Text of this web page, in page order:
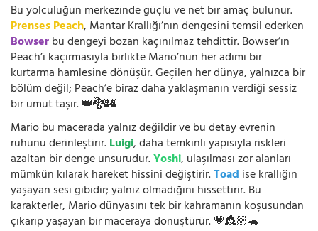
Bu yolculuğun merkezinde güçlü ve net bir amaç bulunur.
Prenses Peach, Mantar Krallığı’nın dengesini temsil ederken
Bowserbu dengeyi bozan kaçınılmaz tehdittir. Bowser’ın
Peach’i kaçırmasıyla birlikte Mario’nun her adımı bir
kurtarma hamlesine dönüşür. Geçilen her dünya, yalnızca bir
bölüm değil; Peach’e biraz daha yaklaşmanın verdiği sessiz
bir umut taşır. 👑🐉🏰
Mario bu macerada yalnız değildir ve bu detay evrenin
ruhunu derinleştirir.Luigi, daha temkinli yapısıyla riskleri
azaltan bir denge unsurudur.Yoshi, ulaşılması zor alanları
mümkün kılarak hareket hissini değiştirir.Toad ise krallığın
yaşayan sesi gibidir; yalnız olmadığını hissettirir. Bu
karakterler, Mario dünyasını tek bir kahramanın koşusundan
çıkarıp yaşayan bir maceraya dönüştürür. 💗👸🏼🐢